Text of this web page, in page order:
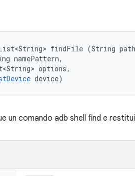
findFile (String
namePattern,
options,
device)
un comando adb shell find e